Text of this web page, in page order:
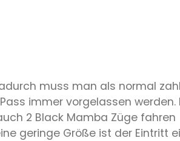
muss man als normal
immer vorgelassen werden.
2 Black Mamba Züge fahren
geringe Größe ist der Eintritt